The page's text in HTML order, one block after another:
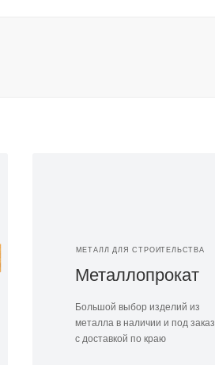
МЕТАЛЛ ДЛЯ СТРОИТЕЛЬСТВА
Металлопрокат
Большой выбор изделий из
металла в наличии и под заказ
с доставкой по краю